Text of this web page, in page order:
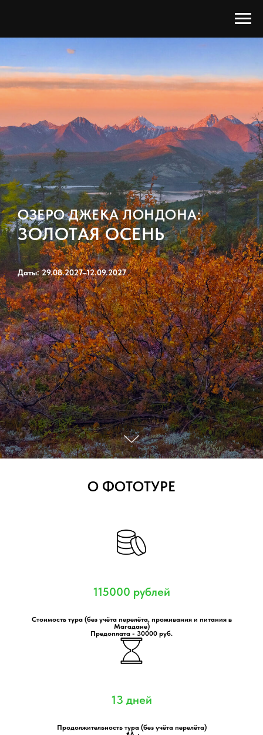
ОЗЕРО ДЖЕКА ЛОНДОНА:
ЗОЛОТАЯ ОСЕНЬ
Даты: 29.08.2027–12.09.2027
О ФОТОТУРЕ
115000 рублей
Стоимость тура (без учёта перелёта, проживания и питания в
Магадане)
Предоплата - 30000 руб.
13 дней
Продолжительность тура (без учёта перелёта)